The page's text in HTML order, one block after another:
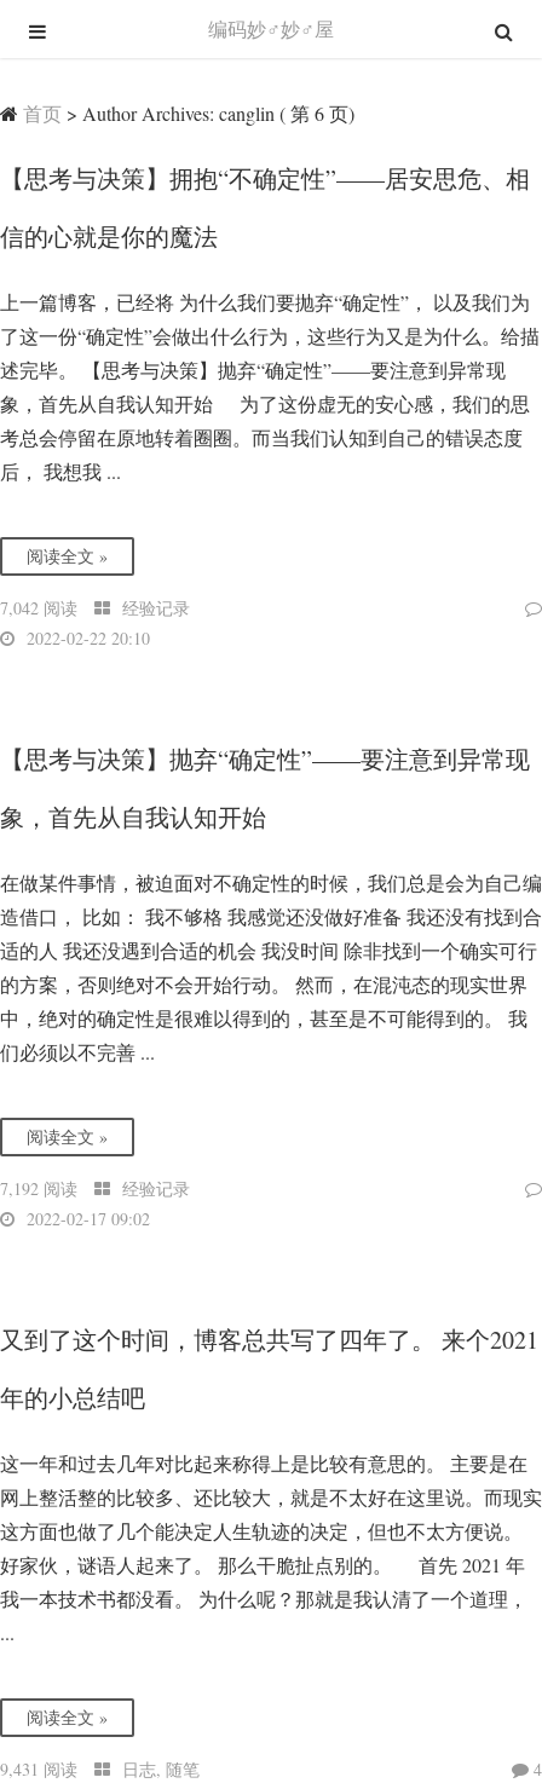
编码妙♂妙♂屋
首页 > Author Archives: canglin ( 第 6 页)
【思考与决策】拥抱“不确定性”——居安思危、相
信的心就是你的魔法
上一篇博客，已经将 为什么我们要抛弃“确定性”， 以及我们为
了这一份“确定性”会做出什么行为，这些行为又是为什么。给描
述完毕。 【思考与决策】抛弃“确定性”——要注意到异常现
象，首先从自我认知开始 为了这份虚无的安心感，我们的思
考总会停留在原地转着圈圈。而当我们认知到自己的错误态度
后， 我想我 ...
阅读全文 »
7,042 阅读
经验记录
2022-02-22 20:10
【思考与决策】抛弃“确定性”——要注意到异常现
象，首先从自我认知开始
在做某件事情，被迫面对不确定性的时候，我们总是会为自己编
造借口， 比如： 我不够格 我感觉还没做好准备 我还没有找到合
适的人 我还没遇到合适的机会 我没时间 除非找到一个确实可行
的方案，否则绝对不会开始行动。 然而，在混沌态的现实世界
中，绝对的确定性是很难以得到的，甚至是不可能得到的。 我
们必须以不完善 ...
阅读全文 »
7,192 阅读
经验记录
2022-02-17 09:02
又到了这个时间，博客总共写了四年了。 来个2021
年的小总结吧
这一年和过去几年对比起来称得上是比较有意思的。 主要是在
网上整活整的比较多、还比较大，就是不太好在这里说。而现实
这方面也做了几个能决定人生轨迹的决定，但也不太方便说。
好家伙，谜语人起来了。 那么干脆扯点别的。 首先 2021 年
我一本技术书都没看。 为什么呢？那就是我认清了一个道理，
...
阅读全文 »
9,431 阅读 日志, 随笔
4